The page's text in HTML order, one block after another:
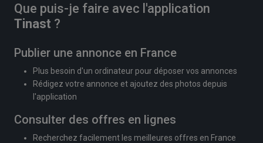
Que puis-je faire avec l'application
Tinast ?
Publier une annonce en France
Plus besoin d'un ordinateur pour déposer vos annonces
Rédigez votre annonce et ajoutez des photos depuis
l'application
Consulter des offres en lignes
Recherchez facilement les meilleures offres en France